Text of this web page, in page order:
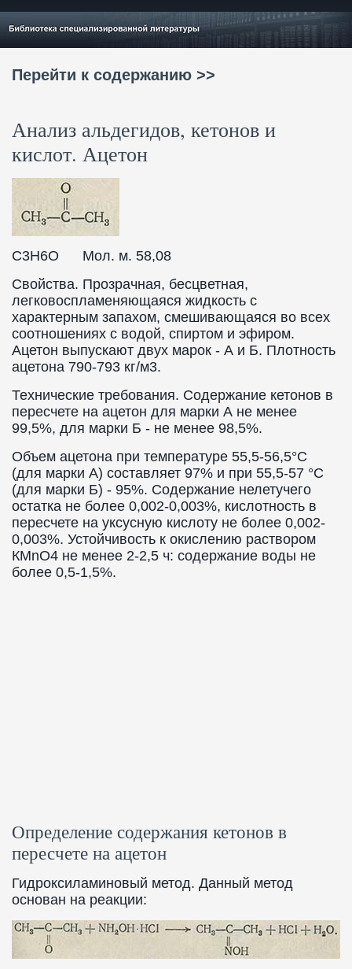
Перейти к содержанию >>
Анализ альдегидов, кетонов и
кислот. Ацетон
C3H6O Мол. м. 58,08
Свойства. Прозрачная, бесцветная,
легковоспламеняющаяся жидкость с
характерным запахом, смешивающаяся во всех
соотношениях с водой, спиртом и эфиром.
Ацетон выпускают двух марок - А и Б. Плотность
ацетона 790-793 кг/м3.
Технические требования. Содержание кетонов в
пересчете на ацетон для марки А не менее
99,5%, для марки Б - не менее 98,5%.
Объем ацетона при температуре 55,5-56,5°С
(для марки А) составляет 97% и при 55,5-57 °С
(для марки Б) - 95%. Содержание нелетучего
остатка не более 0,002-0,003%, кислотность в
пересчете на уксусную кислоту не более 0,002-
0,003%. Устойчивость к окислению раствором
КМnO4 не менее 2-2,5 ч: содержание воды не
более 0,5-1,5%.
Определение содержания кетонов в
пересчете на ацетон
Гидроксиламиновый метод. Данный метод
основан на реакции: